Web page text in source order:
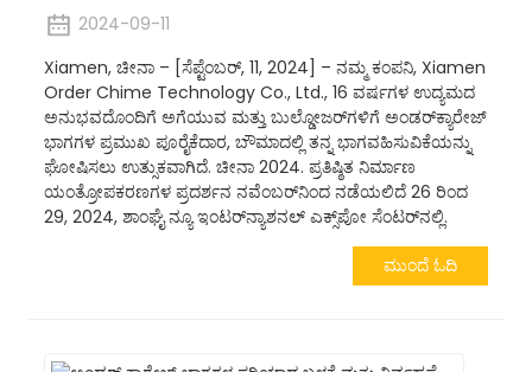
2024-09-11
Xiamen, ಚೀನಾ – [ಸೆಪ್ಟೆಂಬರ್, 11, 2024] – ನಮ್ಮ ಕಂಪನಿ, Xiamen
Order Chime Technology Co., Ltd., 16 ವರ್ಷಗಳ ಉದ್ಯಮದ
ಅನುಭವದೊಂದಿಗೆ ಅಗೆಯುವ ಮತ್ತು ಬುಲ್ಡೋಜರ್‌ಗಳಿಗೆ ಅಂಡರ್‌ಕ್ಯಾರೇಜ್
ಭಾಗಗಳ ಪ್ರಮುಖ ಪೂರೈಕೆದಾರ, ಬೌಮಾದಲ್ಲಿ ತನ್ನ ಭಾಗವಹಿಸುವಿಕೆಯನ್ನು
ಘೋಷಿಸಲು ಉತ್ಸುಕವಾಗಿದೆ. ಚೀನಾ 2024. ಪ್ರತಿಷ್ಠಿತ ನಿರ್ಮಾಣ
ಯಂತ್ರೋಪಕರಣಗಳ ಪ್ರದರ್ಶನ ನವೆಂಬರ್‌ನಿಂದ ನಡೆಯಲಿದೆ 26 ರಿಂದ
29, 2024, ಶಾಂಘೈ ನ್ಯೂ ಇಂಟರ್‌ನ್ಯಾಶನಲ್ ಎಕ್ಸ್‌ಪೋ ಸೆಂಟರ್‌ನಲ್ಲಿ.
ಮುಂದೆ ಓದಿ